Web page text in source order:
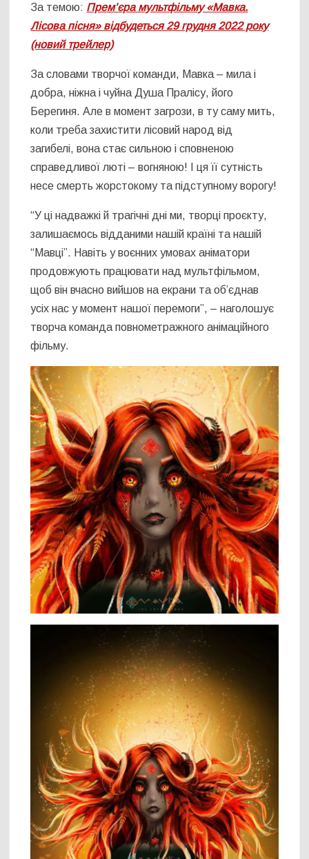
За темою: Прем’єра мультфільму «Мавка.
Лісова пісня» відбудеться 29 грудня 2022 року
(новий трейлер)
За словами творчої команди, Мавка – мила і
добра, ніжна і чуйна Душа Пралісу, його
Берегиня. Але в момент загрози, в ту саму мить,
коли треба захистити лісовий народ від
загибелі, вона стає сильною і сповненою
справедливої люті – вогняною! І ця її сутність
несе смерть жорстокому та підступному ворогу!
“У ці надважкі й трагічні дні ми, творці проєкту,
залишаємось відданими нашій країні та нашій
“Мавці”. Навіть у воєнних умовах аніматори
продовжують працювати над мультфільмом,
щоб він вчасно вийшов на екрани та об’єднав
усіх нас у момент нашої перемоги”, – наголошує
творча команда повнометражного анімаційного
фільму.